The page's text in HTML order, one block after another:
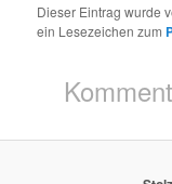
Dieser Eintrag wurde
ein Lesezeichen zum